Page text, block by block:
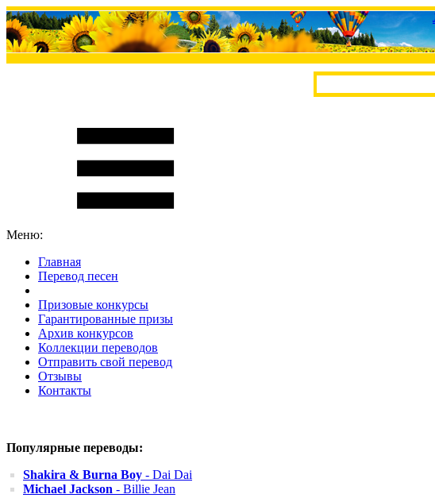
Меню:
Главная
Перевод песен
Призовые конкурсы
Гарантированные призы
Архив конкурсов
Коллекции переводов
Отправить свой перевод
Отзывы
Контакты
Популярные переводы:
Shakira & Burna Boy - Dai Dai
Michael Jackson - Billie Jean